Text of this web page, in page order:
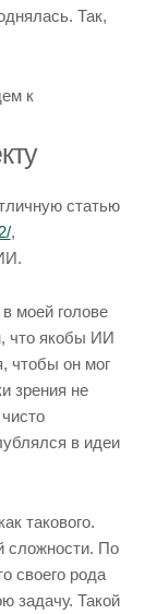
Так,
к
статью
,
моей голове
что якобы ИИ
чтобы он мог
зрения не
в идеи
такового.
сложности. По
своего рода
задачу. Такой